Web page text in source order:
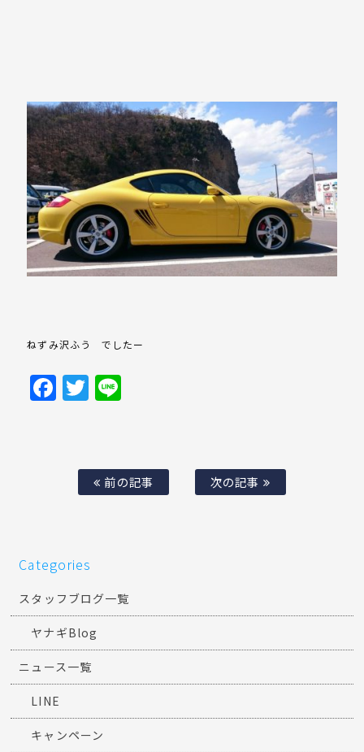
ねずみ沢ふう でしたー
Facebook
Twitter
前の記事 次の記事
Categories
スタッフブログ一覧
ヤナギBlog
ニュース一覧
LINE
キャンペーン